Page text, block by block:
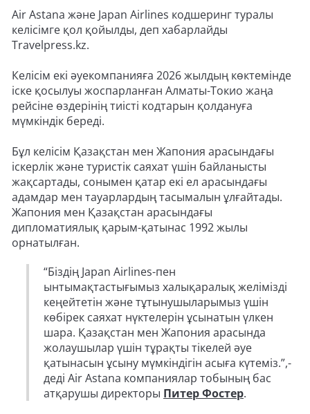
Air Astana және Japan Airlines кодшеринг туралы
келісімге қол қойылды, деп хабарлайды
Travelpress.kz.
Келісім екі әуекомпанияға 2026 жылдың көктемінде
іске қосылуы жоспарланған Алматы-Токио жаңа
рейсіне өздерінің тиісті кодтарын қолдануға
мүмкіндік береді.
Бұл келісім Қазақстан мен Жапония арасындағы
іскерлік және туристік саяхат үшін байланысты
жақсартады, сонымен қатар екі ел арасындағы
адамдар мен тауарлардың тасымалын ұлғайтады.
Жапония мен Қазақстан арасындағы
дипломатиялық қарым-қатынас 1992 жылы
орнатылған.
“Біздің Japan Airlines-пен
ынтымақтастығымыз халықаралық желімізді
кеңейтетін және тұтынушыларымыз үшін
көбірек саяхат нүктелерін ұсынатын үлкен
шара. Қазақстан мен Жапония арасында
жолаушылар үшін тұрақты тікелей әуе
қатынасын ұсыну мүмкіндігін асыға күтеміз.”,-
деді Air Astana компаниялар тобының бас
атқарушы директоры Питер Фостер.